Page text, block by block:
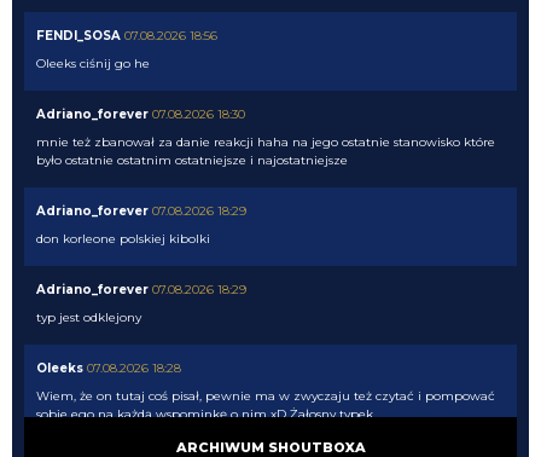
FENDI_SOSA 07.08.2026 18:56
Oleeks ciśnij go he
Adriano_forever 07.08.2026 18:30
mnie też zbanował za danie reakcji haha na jego ostatnie stanowisko które
było ostatnie ostatnim ostatniejsze i najostatniejsze
Adriano_forever 07.08.2026 18:29
don korleone polskiej kibolki
Adriano_forever 07.08.2026 18:29
typ jest odklejony
Oleeks 07.08.2026 18:28
Wiem, że on tutaj coś pisał, pewnie ma w zwyczaju też czytać i pompować
sobie ego na każdą wspominkę o nim xD Żałosny typek
ARCHIWUM SHOUTBOXA